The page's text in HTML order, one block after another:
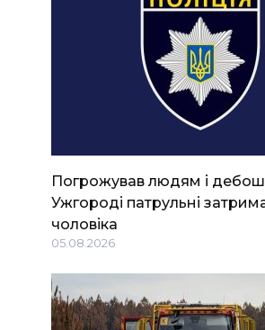
Погрожував людям і
Ужгороді патрульні
чоловіка
05.08.2026